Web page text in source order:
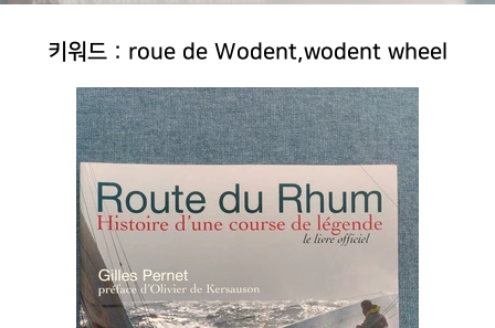
키워드 : roue de Wodent,wodent wheel